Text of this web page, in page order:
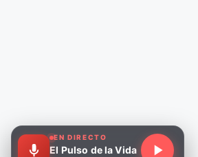
EN DIRECTO
El Pulso de la Vida